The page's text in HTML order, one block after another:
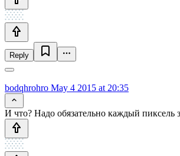
Reply
bodqhrohro May 4 2015 at 20:35
И что? Надо обязательно каждый пиксель